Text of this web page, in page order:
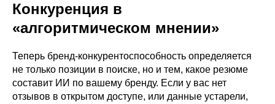
Конкуренция в
«алгоритмическом мнении»
Теперь бренд-конкурентоспособность определяется
не только позиции в поиске, но и тем, какое резюме
составит ИИ по вашему бренду. Если у вас нет
отзывов в открытом доступе, или данные устарели,